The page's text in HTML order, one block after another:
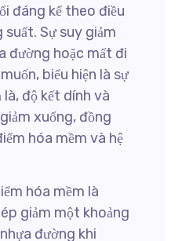
đáng kể theo điều
suất. Sự suy giảm
đường hoặc mất đi
biểu hiện là sự
độ kết dính và
xuống, đồng
hóa mềm và hệ
hóa mềm là
giảm một khoảng
đường khi